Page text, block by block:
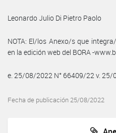
Leonardo Julio Di Pietro Paolo
NOTA: El/los Anexo/s que
en la edición web del BORA -
e. 25/08/2022 N° 66409/22 v. 25/
Fecha de publicación 25/08/2022